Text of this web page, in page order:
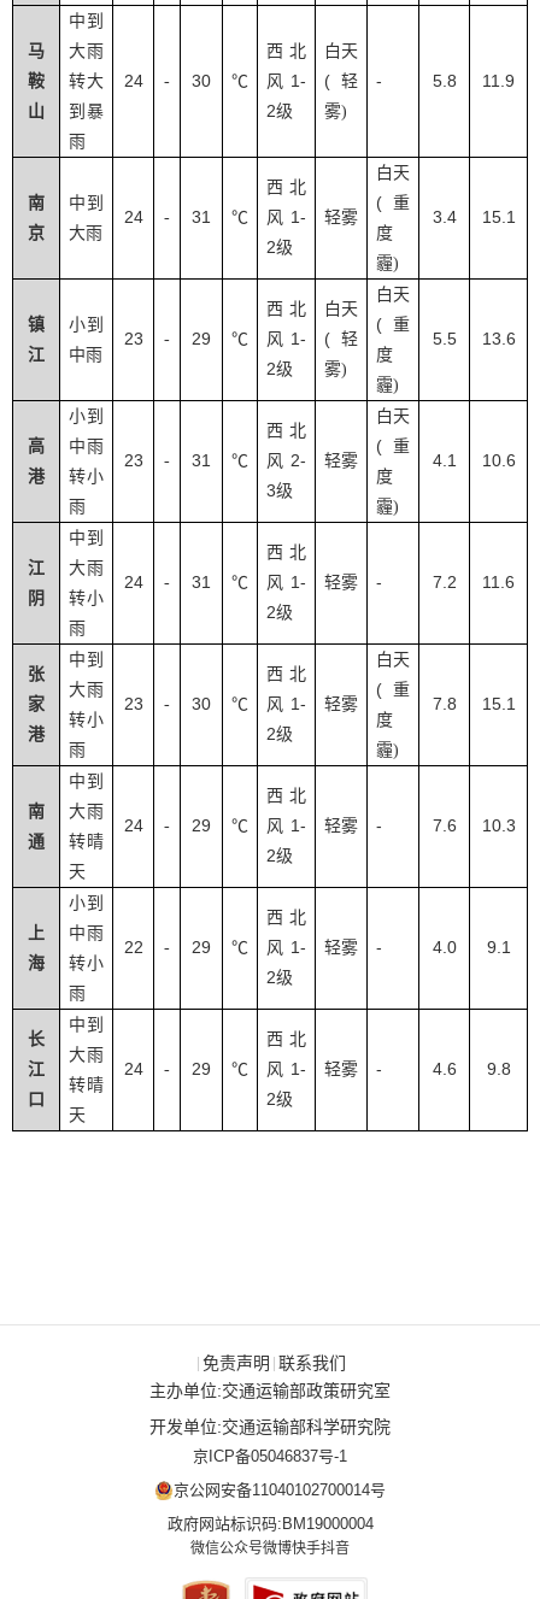
马
鞍
山
中到
大雨
转大
到暴
雨
24 - 30 ℃
西北
风 1-
2级
白天
( 轻
雾)
- 5.8 11.9
南
京
中到
大雨
24 - 31 ℃
西北
风 1-
2级
轻雾
白天
( 重
度
霾)
3.4 15.1
镇
江
小到
中雨
23 - 29 ℃
西北
风 1-
2级
白天
( 轻
雾)
白天
( 重
度
霾)
5.5 13.6
高
港
小到
中雨
转小
雨
23 - 31 ℃
西北
风 2-
3级
轻雾
白天
( 重
度
霾)
4.1 10.6
江
阴
中到
大雨
转小
雨
24 - 31 ℃
西北
风 1-
2级
轻雾 - 7.2 11.6
张
家
港
中到
大雨
转小
雨
23 - 30 ℃
西北
风 1-
2级
轻雾
白天
( 重
度
霾)
7.8 15.1
南
通
中到
大雨
转晴
天
24 - 29 ℃
西北
风 1-
2级
轻雾 - 7.6 10.3
上
海
小到
中雨
转小
雨
22 - 29 ℃
西北
风 1-
2级
轻雾 - 4.0 9.1
长
江
口
中到
大雨
转晴
天
24 - 29 ℃
西北
风 1-
2级
轻雾 - 4.6 9.8
| 免责声明 | 联系我们
主办单位:交通运输部政策研究室
开发单位:交通运输部科学研究院
京ICP备05046837号-1
京公网安备11040102700014号
政府网站标识码:BM19000004
微信公众号微博快手抖音